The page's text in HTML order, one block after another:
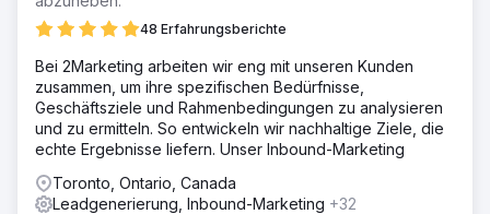
48 Erfahrungsberichte
Bei 2Marketing arbeiten wir eng mit unseren Kunden
zusammen, um ihre spezifischen Bedürfnisse,
Geschäftsziele und Rahmenbedingungen zu analysieren
und zu ermitteln. So entwickeln wir nachhaltige Ziele, die
echte Ergebnisse liefern. Unser Inbound-Marketing
Toronto, Ontario, Canada
Leadgenerierung, Inbound-Marketing +32